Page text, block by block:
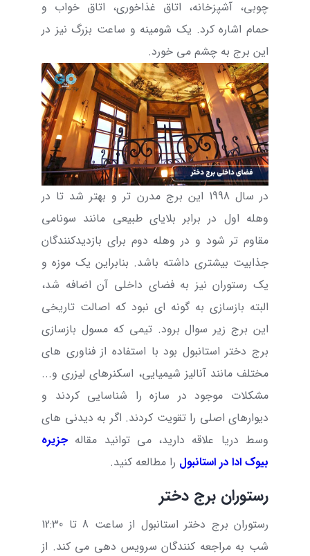
چوبی، آشپزخانه، اتاق غذاخوری، اتاق خواب و
حمام اشاره کرد. یک شومینه و ساعت بزرگ نیز در
این برج به چشم می خورد.
در سال 1998 این برج مدرن تر و بهتر شد تا در
وهله اول در برابر بلایای طبیعی مانند سونامی
مقاوم تر شود و در وهله دوم برای بازدیدکنندگان
جذابیت بیشتری داشته باشد. بنابراین یک موزه و
یک رستوران نیز به فضای داخلی آن اضافه شد،
البته بازسازی به گونه ای نبود که اصالت تاریخی
این برج زیر سوال برود. تیمی که مسول بازسازی
برج دختر استانبول بود با استفاده از فناوری ‌های
مختلف مانند آنالیز شیمیایی، اسکنرهای لیزری و...
مشکلات موجود در سازه را شناسایی کردند و
دیوارهای اصلی را تقویت کردند. اگر به دیدنی های
وسط دریا علاقه دارید، می توانید مقاله جزیره
بیوک ادا در استانبول را مطالعه کنید.
رستوران برج دختر
رستوران برج دختر استانبول از ساعت 8 تا 12:30
شب به مراجعه کنندگان سرویس دهی می کند. از